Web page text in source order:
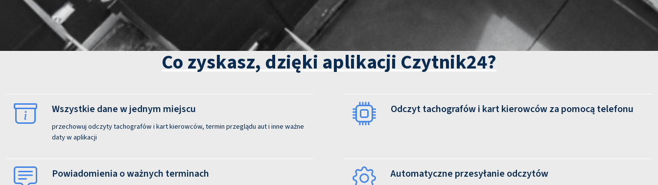
Co zyskasz, dzięki aplikacji Czytnik24?
Wszystkie dane w jednym miejscu
przechowuj odczyty tachografów i kart kierowców, termin przeglądu aut i inne ważne
daty w aplikacji
Odczyt tachografów i kart kierowców za pomocą telefonu
Powiadomienia o ważnych terminach Automatyczne przesyłanie odczytów